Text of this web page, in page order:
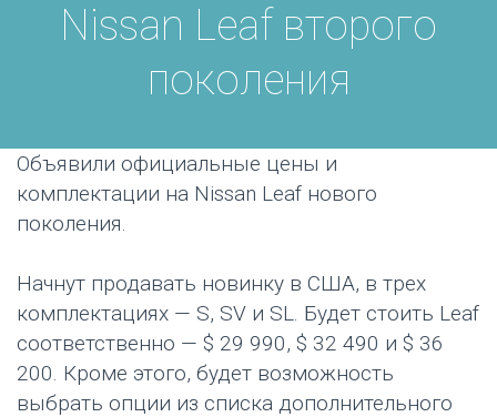
Nissan Leaf второго
поколения
Объявили официальные цены и
комплектации на Nissan Leaf нового
поколения.
Начнут продавать новинку в США, в трех
комплектациях — S, SV и SL. Будет стоить Leaf
соответственно — $ 29 990, $ 32 490 и $ 36
200. Кроме этого, будет возможность
выбрать опции из списка дополнительного